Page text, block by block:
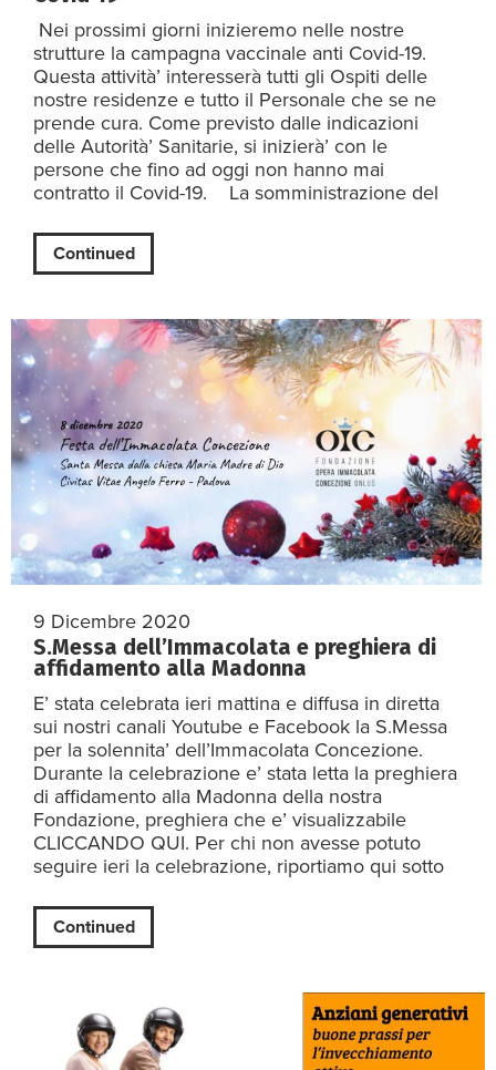
Nei prossimi giorni inizieremo nelle nostre
strutture la campagna vaccinale anti Covid-19.
Questa attività’ interesserà tutti gli Ospiti delle
nostre residenze e tutto il Personale che se ne
prende cura. Come previsto dalle indicazioni
delle Autorità’ Sanitarie, si inizierà’ con le
persone che fino ad oggi non hanno mai
contratto il Covid-19. La somministrazione del
Continued
9 Dicembre 2020
S.Messa dell’Immacolata e preghiera di
affidamento alla Madonna
E’ stata celebrata ieri mattina e diffusa in diretta
sui nostri canali Youtube e Facebook la S.Messa
per la solennita’ dell’Immacolata Concezione.
Durante la celebrazione e’ stata letta la preghiera
di affidamento alla Madonna della nostra
Fondazione, preghiera che e’ visualizzabile
CLICCANDO QUI. Per chi non avesse potuto
seguire ieri la celebrazione, riportiamo qui sotto
Continued